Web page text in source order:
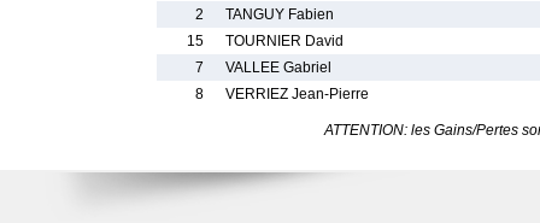
2
TANGUY Fabien
15
TOURNIER David
7
VALLEE Gabriel
8
VERRIEZ Jean-Pierre
ATTENTION: les Gains/Pertes